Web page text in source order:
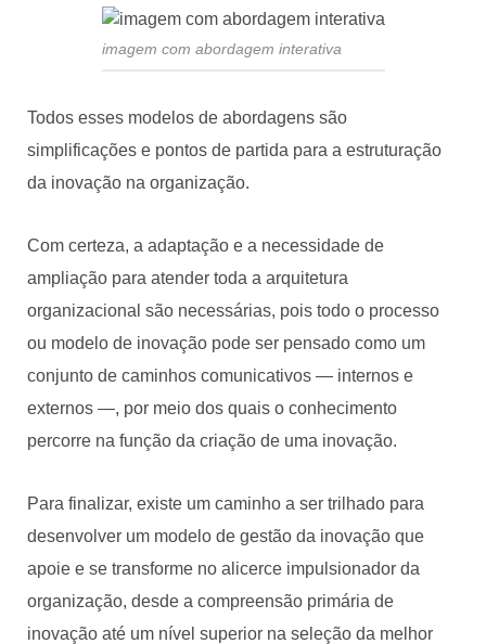
imagem com abordagem interativa
Todos esses modelos de abordagens são
simplificações e pontos de partida para a estruturação
da inovação na organização.
Com certeza, a adaptação e a necessidade de
ampliação para atender toda a arquitetura
organizacional são necessárias, pois todo o processo
ou modelo de inovação pode ser pensado como um
conjunto de caminhos comunicativos — internos e
externos —, por meio dos quais o conhecimento
percorre na função da criação de uma inovação.
Para finalizar, existe um caminho a ser trilhado para
desenvolver um modelo de gestão da inovação que
apoie e se transforme no alicerce impulsionador da
organização, desde a compreensão primária de
inovação até um nível superior na seleção da melhor